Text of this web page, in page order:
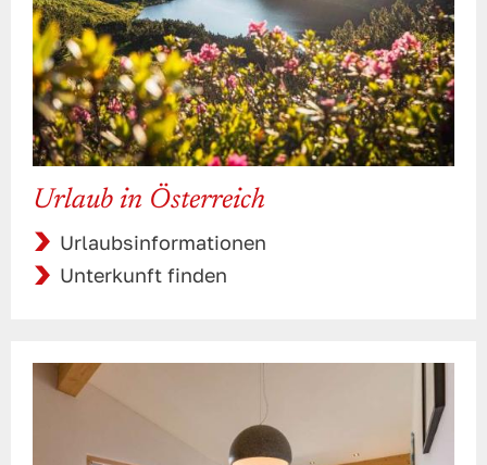
Urlaub in Österreich
Urlaubsinformationen
Unterkunft finden